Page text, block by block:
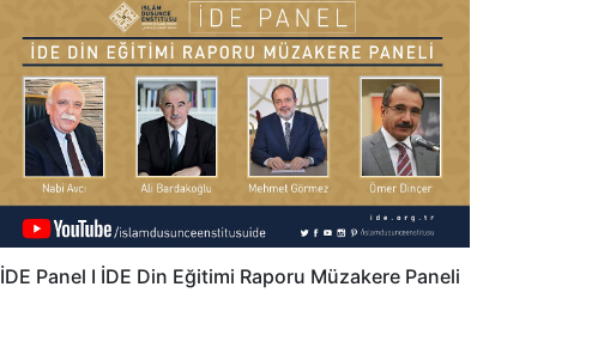
İDE Panel I İDE Din Eğitimi Raporu Müzakere Paneli